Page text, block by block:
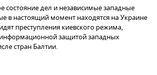
состояние дел и независимые западные
в настоящий момент находятся на Украине
преступления киевского режима,
защитой западных
стран Балтии.